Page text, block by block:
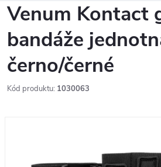
Venum Kontact
bandáže
černo/černé
Kód produktu: 1030063